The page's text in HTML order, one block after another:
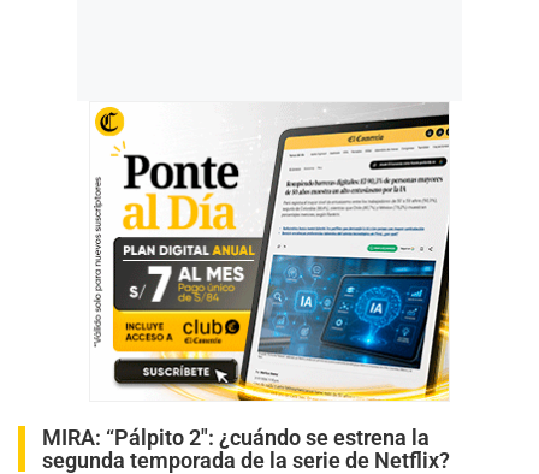
MIRA: “Pálpito 2″: ¿cuándo se estrena la
segunda temporada de la serie de Netflix?